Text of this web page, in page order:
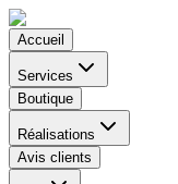
Accueil
Services
Boutique
Réalisations
Avis clients